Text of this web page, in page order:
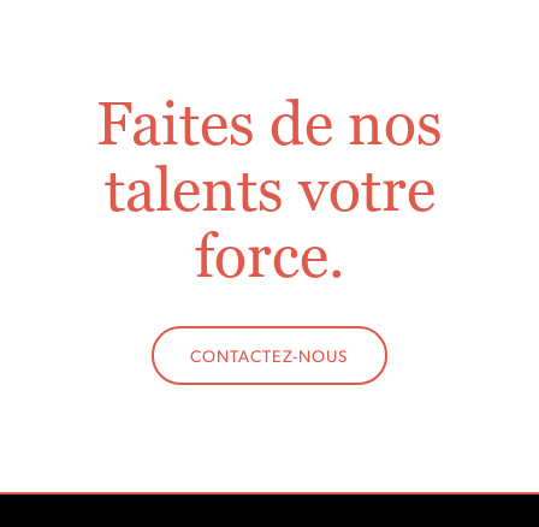
Faites de nos
talents votre
force.
CONTACTEZ-NOUS